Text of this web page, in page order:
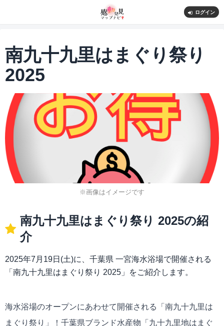
ログイン
南九十九里はまぐり祭り
2025
※画像はイメージです
南九十九里はまぐり祭り 2025の紹
介
2025年7月19日(土)に、千葉県 一宮海水浴場で開催される
「南九十九里はまぐり祭り 2025」をご紹介します。
海水浴場のオープンにあわせて開催される「南九十九里は
まぐり祭り」！千葉県ブランド水産物「九十九里地はまぐ